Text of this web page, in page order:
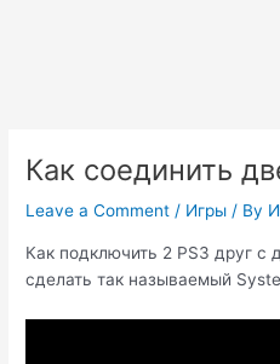
Как соединить
Leave a Comment / Игры / By
Как подключить 2 PS3 друг с
сделать так называемый